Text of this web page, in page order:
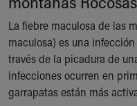
Ronald McDonald House
Health Centers
Symptom Checker
Financial Services
Price Estimates
Family Supports
La fiebre maculosa de las
maculosa) es una infección
través de la picadura de
infecciones ocurren en
garrapatas están más